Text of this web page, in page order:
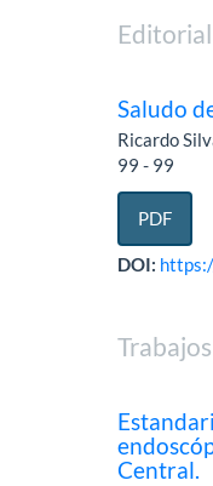
Editorial
Saludo
Ricardo
99 - 99
PDF
DOI:
Central.